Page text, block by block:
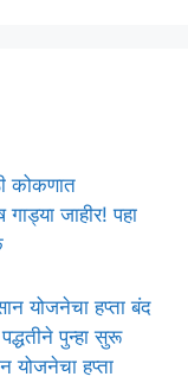
कोकणात
गाड्या जाहीर! पहा
योजनेचा हप्ता बंद
पुन्हा सुरू
योजनेचा हप्ता